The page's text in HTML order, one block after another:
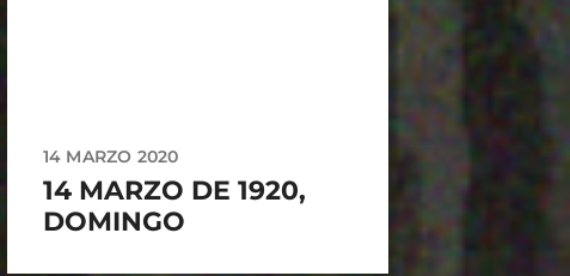
14 MARZO 2020
14 MARZO DE 1920,
DOMINGO